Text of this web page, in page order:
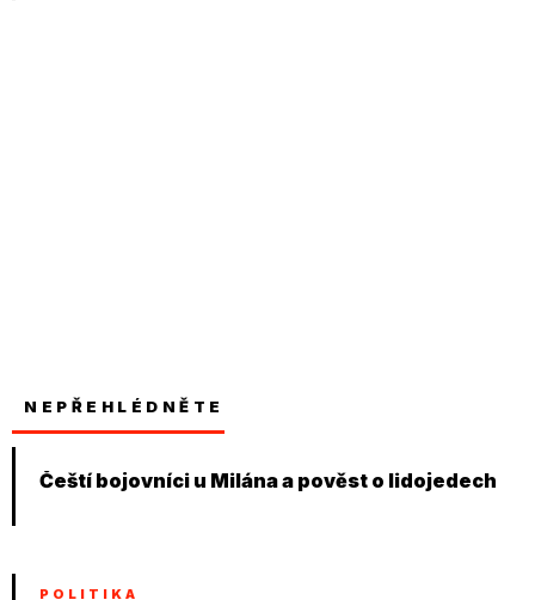
NEPŘEHLÉDNĚTE
Čeští bojovníci u Milána a pověst o lidojedech
POLITIKA